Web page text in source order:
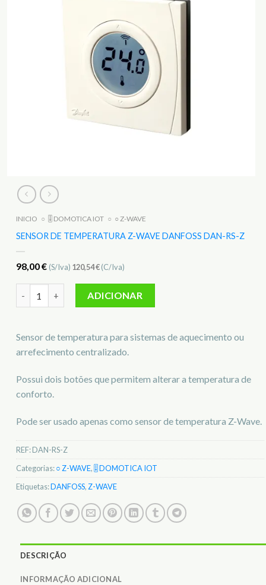
INICIO ○ 🎚️ DOMOTICA IOT ○ ○ Z-WAVE
SENSOR DE TEMPERATURA Z-WAVE DANFOSS DAN-RS-Z
98,00€ (S/Iva) 120,54€(C/Iva)
ADICIONAR
Sensor de temperatura para sistemas de aquecimento ou
arrefecimento centralizado.
Possui dois botões que permitem alterar a temperatura de
conforto.
Pode ser usado apenas como sensor de temperatura Z-Wave.
REF:DAN-RS-Z
Categorias:○ Z-WAVE, 🎚️ DOMOTICA IOT
Etiquetas:DANFOSS,Z-WAVE
DESCRIÇÃO
INFORMAÇÃO ADICIONAL